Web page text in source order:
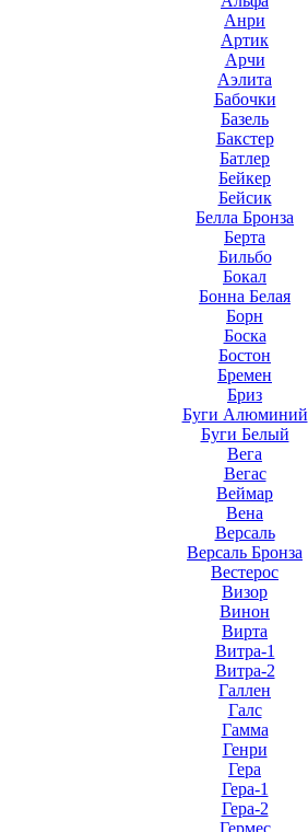
Анри
Артик
Арчи
Аэлита
Бабочки
Базель
Бакстер
Батлер
Бейкер
Бейсик
Белла Бронза
Берта
Бильбо
Бокал
Бонна Белая
Борн
Боска
Бостон
Бремен
Бриз
Буги Алюминий
Буги Белый
Вега
Вегас
Веймар
Вена
Версаль
Версаль Бронза
Вестерос
Визор
Винон
Вирта
Витра-1
Витра-2
Галлен
Галс
Гамма
Генри
Гера
Гера-1
Гера-2
Гермес